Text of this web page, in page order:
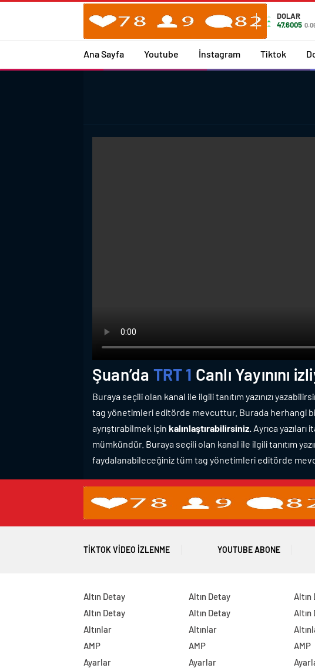
DOLAR
47,6005
Ana Sayfa Youtube İnstagram Tiktok
Şuan’da TRT 1 Canlı Yayınını
Buraya seçili olan kanal ile ilgili tanıtım yazınızı
tag yönetimleri editörde mevcuttur. Burada herhangi
ayrıştırabilmek için kalınlaştırabilirsiniz. Ayrıca yazıları
mümkündür. Buraya seçili olan kanal ile ilgili tanıtım
faydalanabileceğiniz tüm tag yönetimleri editörde
TIKTOK VIDEO İZLENME YOUTUBE ABONE
Altın Detay
Altın Detay
Altınlar
AMP
Ayarlar
Altın Detay
Altın Detay
Altınlar
AMP
Ayarlar
Altın
Altın
AMP